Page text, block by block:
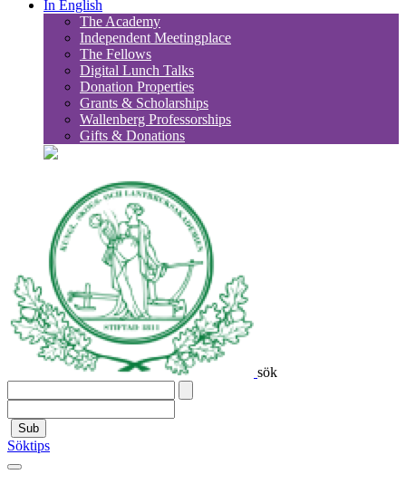
In English
The Academy
Independent Meetingplace
The Fellows
Digital Lunch Talks
Donation Properties
Grants & Scholarships
Wallenberg Professorships
Gifts & Donations
sök
Sub
Söktips